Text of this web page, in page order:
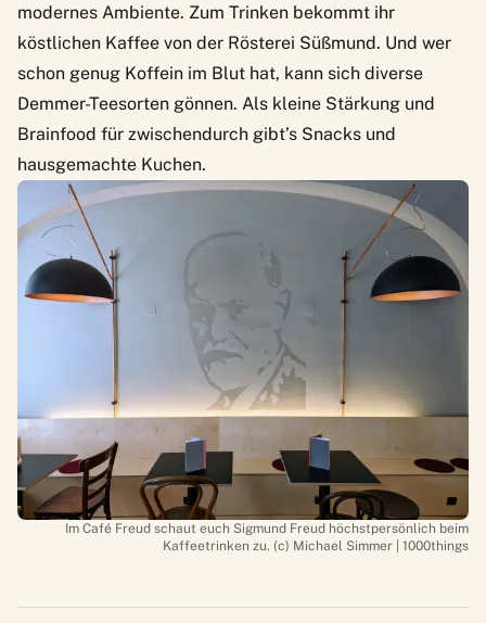
modernes Ambiente. Zum Trinken bekommt ihr
köstlichen Kaffee von der Rösterei Süßmund. Und wer
schon genug Koffein im Blut hat, kann sich diverse
Demmer-Teesorten gönnen. Als kleine Stärkung und
Brainfood für zwischendurch gibt’s Snacks und
hausgemachte Kuchen.
Im Café Freud schaut euch Sigmund Freud höchstpersönlich beim
Kaffeetrinken zu. (c) Michael Simmer | 1000things